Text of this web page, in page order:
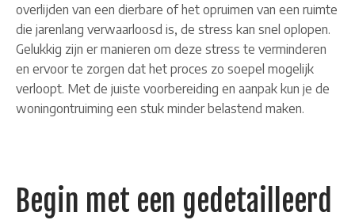
overlijden van een dierbare of het opruimen van een ruimte
die jarenlang verwaarloosd is, de stress kan snel oplopen.
Gelukkig zijn er manieren om deze stress te verminderen
en ervoor te zorgen dat het proces zo soepel mogelijk
verloopt. Met de juiste voorbereiding en aanpak kun je de
woningontruiming een stuk minder belastend maken.
Begin met een gedetailleerd